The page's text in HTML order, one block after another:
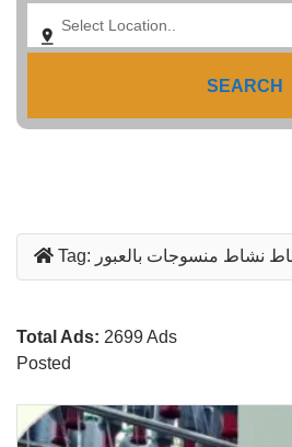
SEARCH
Tag: نشاط منسوجات بالعبور
Total Ads: 2699 Ads
Posted